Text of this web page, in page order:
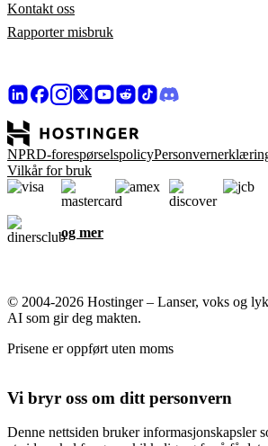
Kontakt oss
Rapporter misbruk
NPRD-forespørselspolicy
Vilkår for bruk
og mer
© 2004-2026 Hostinger – Lanser, voks og
AI som gir deg makten.
Prisene er oppført uten moms
Vi bryr oss om ditt personvern
Denne nettsiden bruker informasjonskapsler